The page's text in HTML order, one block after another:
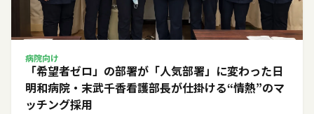
病院向け
「希望者ゼロ」の部署が「人気部署」に変わった日――
明和病院・末武千香看護部長が仕掛ける“情熱”のマ
ッチング採用